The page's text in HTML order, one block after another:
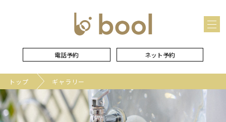
電話予約 ネット予約
メ
ニュー
を
トップ ギャラリー